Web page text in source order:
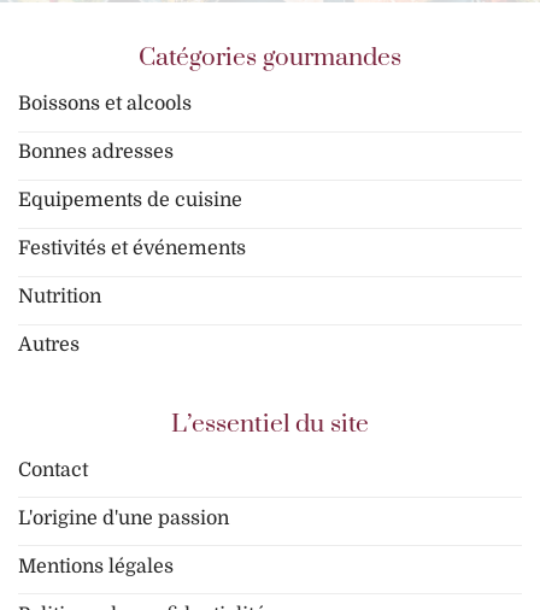
Catégories gourmandes
Boissons et alcools
Bonnes adresses
Equipements de cuisine
Festivités et événements
Nutrition
Autres
L’essentiel du site
Contact
L'origine d'une passion
Mentions légales